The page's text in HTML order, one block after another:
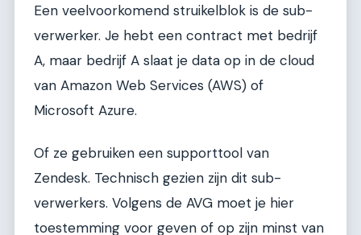
Een veelvoorkomend struikelblok is de sub-
verwerker. Je hebt een contract met bedrijf
A, maar bedrijf A slaat je data op in de cloud
van Amazon Web Services (AWS) of
Microsoft Azure.
Of ze gebruiken een supporttool van
Zendesk. Technisch gezien zijn dit sub-
verwerkers. Volgens de AVG moet je hier
toestemming voor geven of op zijn minst van